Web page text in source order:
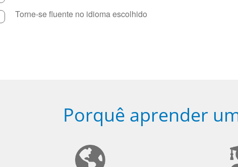
Torne-se fluente no idioma escolhido
Porquê aprender